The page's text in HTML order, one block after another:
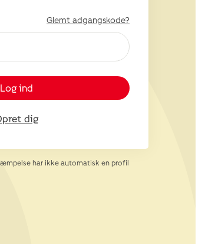
Glemt adgangskode?
Log ind
dig
har ikke automatisk en profil